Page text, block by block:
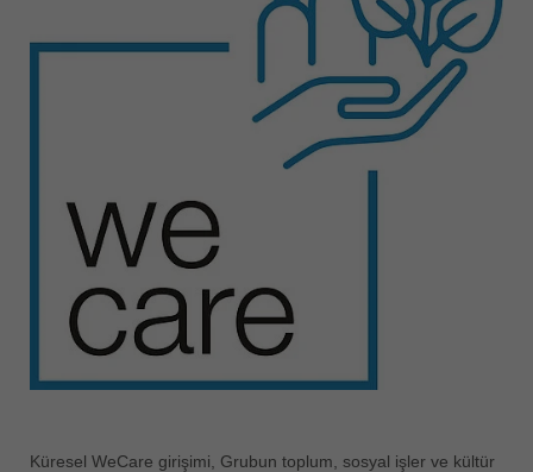
Việt Nam
tiếng việt
ประเทศไทย
Україна
yкраїнська
Küresel WeCare girişimi, Grubun toplum, sosyal işler ve kültür